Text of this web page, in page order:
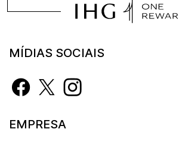
MÍDIAS SOCIAIS
EMPRESA